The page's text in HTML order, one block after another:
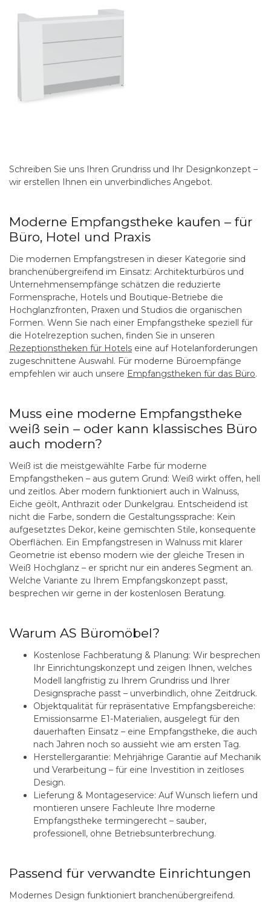
Schreiben Sie uns Ihren Grundriss und Ihr Designkonzept –
wir erstellen Ihnen ein unverbindliches Angebot.
Moderne Empfangstheke kaufen – für
Büro, Hotel und Praxis
Die modernen Empfangstresen in dieser Kategorie sind
branchenübergreifend im Einsatz: Architekturbüros und
Unternehmensempfänge schätzen die reduzierte
Formensprache, Hotels und Boutique-Betriebe die
Hochglanzfronten, Praxen und Studios die organischen
Formen. Wenn Sie nach einer Empfangstheke speziell für
die Hotelrezeption suchen, finden Sie in unseren
Rezeptionstheken für Hotels eine auf Hotelanforderungen
zugeschnittene Auswahl. Für moderne Büroempfänge
empfehlen wir auch unsere Empfangstheken für das Büro.
Muss eine moderne Empfangstheke
weiß sein – oder kann klassisches Büro
auch modern?
Weiß ist die meistgewählte Farbe für moderne
Empfangstheken – aus gutem Grund: Weiß wirkt offen, hell
und zeitlos. Aber modern funktioniert auch in Walnuss,
Eiche geölt, Anthrazit oder Dunkelgrau. Entscheidend ist
nicht die Farbe, sondern die Gestaltungssprache: Kein
aufgesetztes Dekor, keine gemischten Stile, konsequente
Oberflächen. Ein Empfangstresen in Walnuss mit klarer
Geometrie ist ebenso modern wie der gleiche Tresen in
Weiß Hochglanz – er spricht nur ein anderes Segment an.
Welche Variante zu Ihrem Empfangskonzept passt,
besprechen wir gerne in der kostenlosen Beratung.
Warum AS Büromöbel?
Kostenlose Fachberatung & Planung: Wir besprechen
Ihr Einrichtungskonzept und zeigen Ihnen, welches
Modell langfristig zu Ihrem Grundriss und Ihrer
Designsprache passt – unverbindlich, ohne Zeitdruck.
Objektqualität für repräsentative Empfangsbereiche:
Emissionsarme E1-Materialien, ausgelegt für den
dauerhaften Einsatz – eine Empfangstheke, die auch
nach Jahren noch so aussieht wie am ersten Tag.
Herstellergarantie: Mehrjährige Garantie auf Mechanik
und Verarbeitung – für eine Investition in zeitloses
Design.
Lieferung & Montageservice: Auf Wunsch liefern und
montieren unsere Fachleute Ihre moderne
Empfangstheke termingerecht – sauber,
professionell, ohne Betriebsunterbrechung.
Passend für verwandte Einrichtungen
Modernes Design funktioniert branchenübergreifend.